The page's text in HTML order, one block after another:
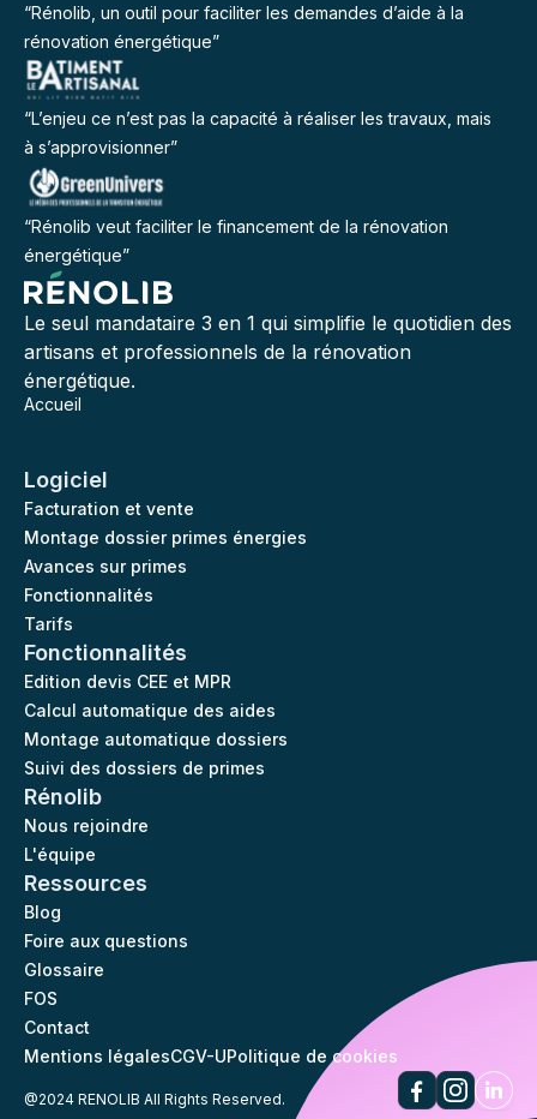
“Rénolib, un outil pour faciliter les demandes d’aide à la
rénovation énergétique”
“L’enjeu ce n’est pas la capacité à réaliser les travaux, mais
à s’approvisionner”
“Rénolib veut faciliter le financement de la rénovation
énergétique”
Le seul mandataire 3 en 1 qui simplifie le quotidien des
artisans et professionnels de la rénovation
énergétique.
Accueil
Logiciel
Facturation et vente
Montage dossier primes énergies
Avances sur primes
Fonctionnalités
Tarifs
Fonctionnalités
Edition devis CEE et MPR
Calcul automatique des aides
Montage automatique dossiers
Suivi des dossiers de primes
Rénolib
Nous rejoindre
L'équipe
Ressources
Blog
Foire aux questions
Glossaire
FOS
Contact
Mentions légalesCGV-UPolitique de cookies
@2024 RENOLIB All Rights Reserved.